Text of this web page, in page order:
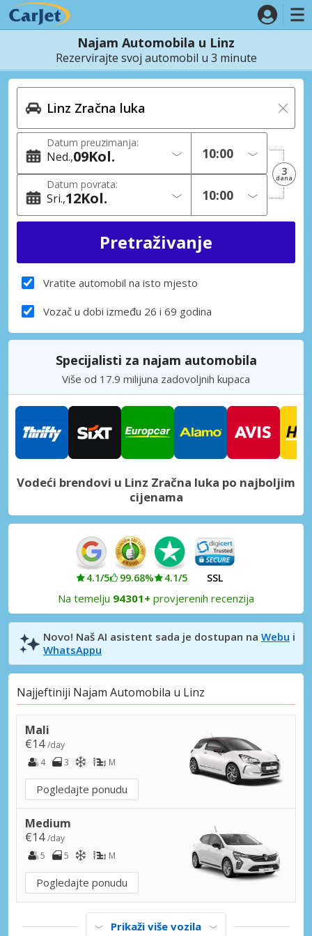
Najam Automobila u Linz
Rezervirajte svoj automobil u 3 minute
Datum preuzimanja:
Ned. 09Kol.
Datum povrata:
Sri. 12Kol.
3
dana
Vratite automobil na isto mjesto
Vozač u dobi između 26 i 69 godina
Specijalisti za najam automobila
Više od 17.9 milijuna zadovoljnih kupaca
Vodeći brendovi u Linz Zračna luka po najboljim
cijenama
4.1/5 99.68% 4.1/5 SSL
Na temelju 94301+ provjerenih recenzija
Novo! Naš AI asistent sada je dostupan na Webu i
WhatsAppu
Najjeftiniji Najam Automobila u Linz
Mali
€14/day
4
3 M
Pogledajte ponudu
Medium
€14/day
5
5 M
Pogledajte ponudu
Prikaži više vozila